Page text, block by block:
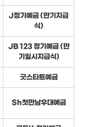
J정기예금 (만기지급
식)
JB 123 정기예금 (만
기일시지급식)
굿스타트예금
Sh첫만남우대예금